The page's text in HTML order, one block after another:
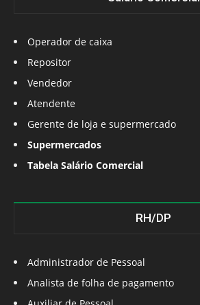
Operador de caixa
Repositor
Vendedor
Atendente
Gerente de loja e supermercado
Supermercados
Tabela Salário Comercial
RH/DP
Administrador de Pessoal
Analista de folha de pagamento